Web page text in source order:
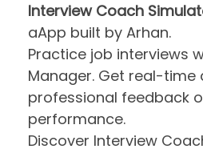
Interview Coach
aApp built by Arhan.
Practice job interviews
Manager. Get real-time
professional feedback
performance.
Discover Interview